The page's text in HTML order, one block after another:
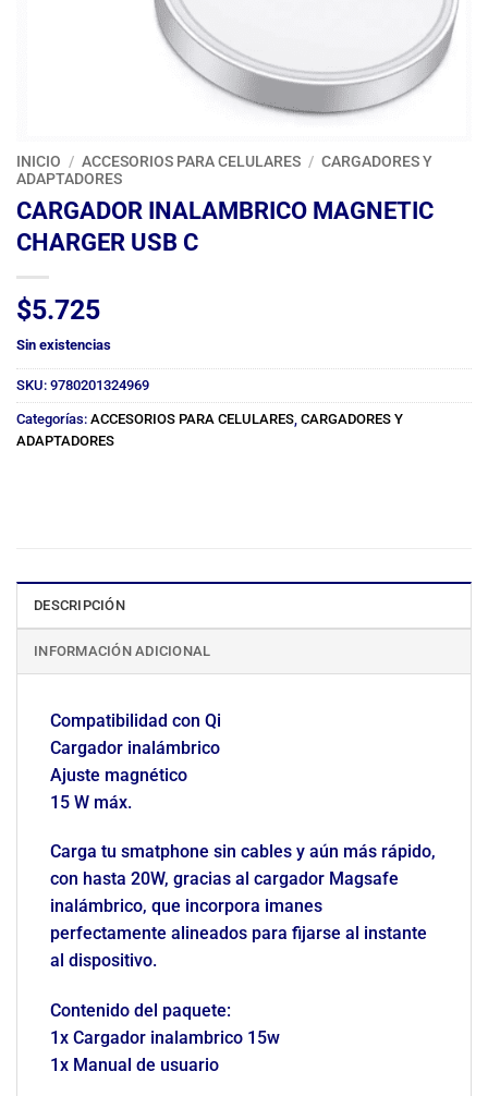
INICIO / ACCESORIOS PARA CELULARES / CARGADORES Y
ADAPTADORES
CARGADOR INALAMBRICO MAGNETIC
CHARGER USB C
$5.725
Sin existencias
SKU: 9780201324969
Categorías: ACCESORIOS PARA CELULARES CARGADORES Y
ADAPTADORES
DESCRIPCIÓN
INFORMACIÓN ADICIONAL
Compatibilidad con Qi
Cargador inalámbrico
Ajuste magnético
15 W máx.
Carga tu smatphone sin cables y aún más rápido,
con hasta 20W, gracias al cargador Magsafe
inalámbrico, que incorpora imanes
perfectamente alineados para fijarse al instante
al dispositivo.
Contenido del paquete:
1x Cargador inalambrico 15w
1x Manual de usuario